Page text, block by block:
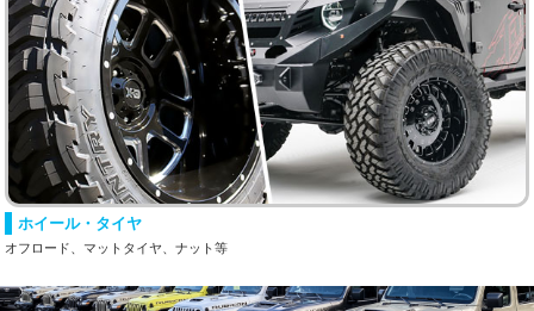
ホイール・タイヤ
オフロード、マットタイヤ、ナット等